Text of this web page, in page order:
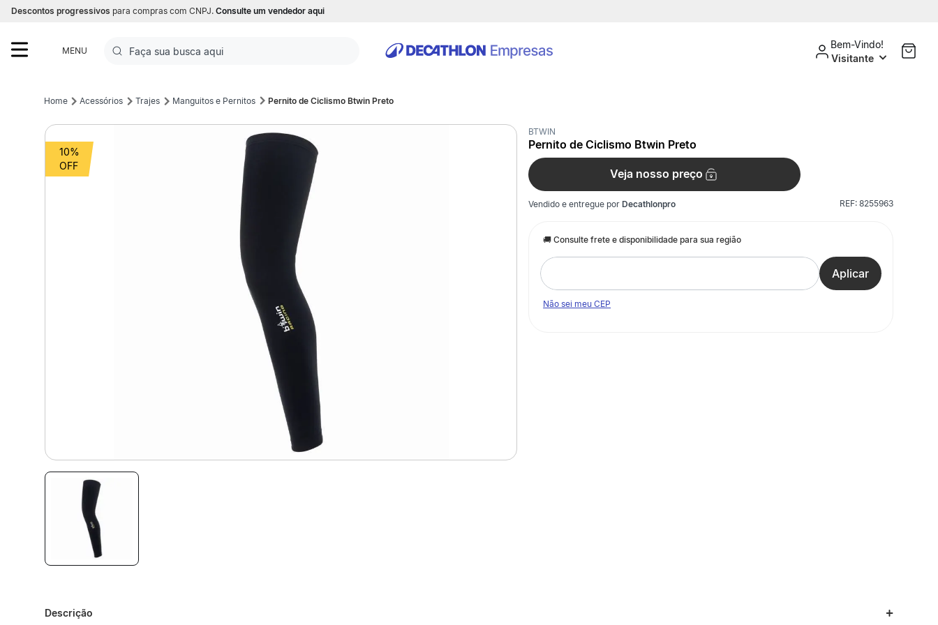
Descontos progressivos para compras com CNPJ. Consulte um vendedor aqui
MENU
Faça sua busca aqui
1ºFutebol
Bem-Vindo!
Visitante
Acessórios Trajes Manguitos e Pernitos Pernito de Ciclismo Btwin Preto
10%
BTWIN
Pernito de Ciclismo Btwin Preto
Veja nosso preço
Vendido e entregue porDecathlonpro REF: 8255963
Não sei meu CEP
Descrição